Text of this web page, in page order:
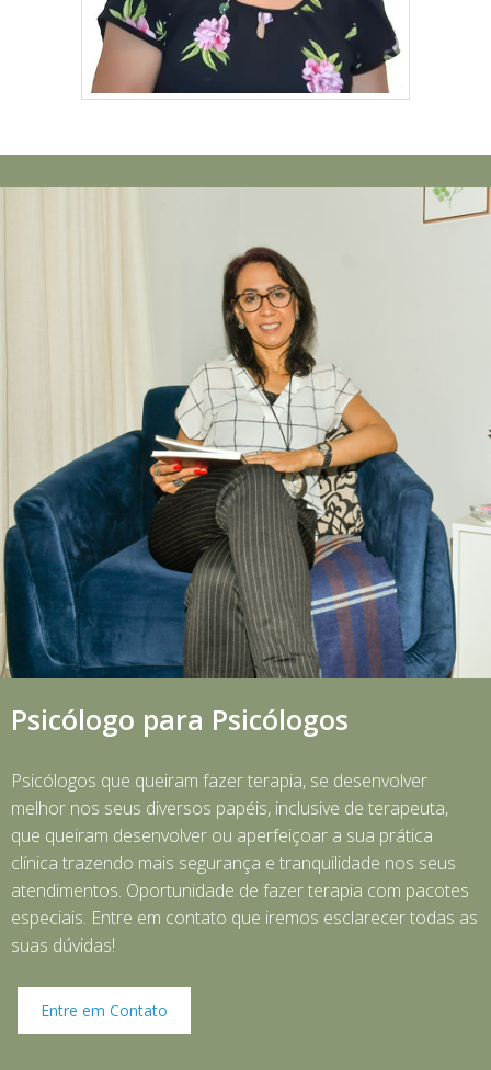
da
Psicólogo para Psicólogos
Psicólogos que queiram fazer terapia, se desenvolver
melhor nos seus diversos papéis, inclusive de terapeuta,
que queiram desenvolver ou aperfeiçoar a sua prática
clínica trazendo mais segurança e tranquilidade nos seus
atendimentos. Oportunidade de fazer terapia com pacotes
especiais. Entre em contato que iremos esclarecer todas as
suas dúvidas!
Entre em Contato